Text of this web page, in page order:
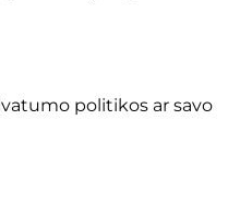
politikos ar savo